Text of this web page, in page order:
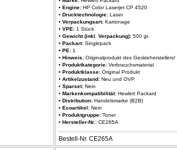
• Engine: HP Color Laserjet CP 4520
• Drucktechnologie: Laser
• Verpackungsart: Kartonage
• VPE: 1 Stück
• Gewicht (inkl. Verpackung): 500 gr.
• Packart: Singlepack
• PE: 1
• Hinweis: Originalprodukt des Geräteherstellers!
• Produktkategorie: Verbrauchsmaterial
• Produktklasse: Original Produkt
• Artikelzustand: Neu und OVP
• Sparset: Nein
• Markenkompatibilität: Hewlett Packard
• Distribution: Handelsmarke (B2B)
• Ecoartikel: Nein
• Produktgruppe: Toner
• Hersteller-Nr.: CE265A
Bestell-Nr. CE265A